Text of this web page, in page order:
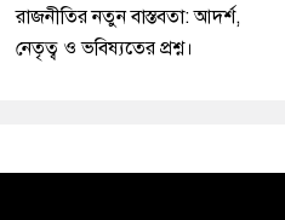
রাজনীতির নতুন বাস্তবতা: আদর্শ,
নেতৃত্ব ও ভবিষ্যতের প্রশ্ন।